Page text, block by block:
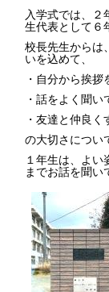
入学式では、
生代表として６
校長先生からは
いを込めて、
・自分から挨拶
・話をよく聞
・友達と仲良く
の大切さについ
１年生は、よ
までお話を聞い